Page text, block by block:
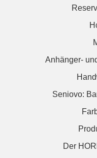
Anhänger-
Seniovo:
Der